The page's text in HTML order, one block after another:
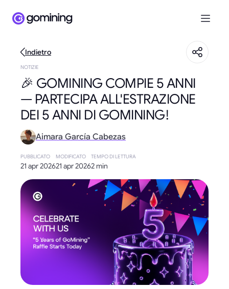
Indietro
NOTIZIE
🎉 GOMINING COMPIE 5 ANNI
— PARTECIPA ALL'ESTRAZIONE
DEI 5 ANNI DI GOMINING!
Aimara García Cabezas
PUBBLICATO
21 apr 2026
MODIFICATO
21 apr 2026
TEMPO DI LETTURA
2 min